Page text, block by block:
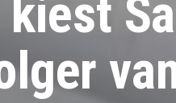
kiest